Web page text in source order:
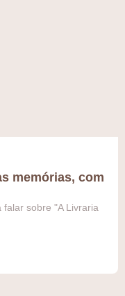
memórias, com
sobre "A Livraria